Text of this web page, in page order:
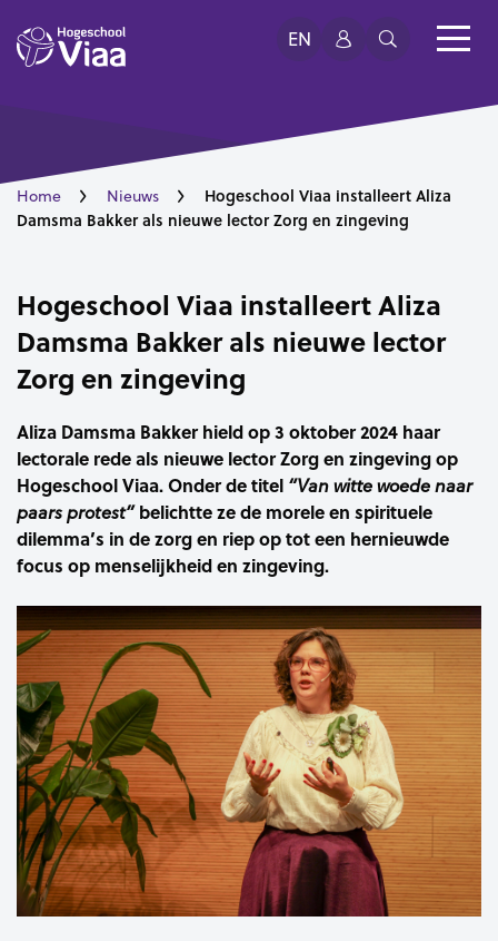
EN
Home Nieuws
Hogeschool Viaa installeert Aliza
Damsma Bakker als nieuwe lector Zorg en zingeving
Hogeschool Viaa installeert Aliza
Damsma Bakker als nieuwe lector
Zorg en zingeving
Aliza Damsma Bakker hield op 3 oktober 2024 haar
lectorale rede als nieuwe lector Zorg en zingeving op
Hogeschool Viaa.Onderde titel “Van witte woede naar
paars protest”belichtte ze de morele en spirituele
dilemma’s in de zorg en riep op tot een hernieuwde
focus op menselijkheid en zingeving.